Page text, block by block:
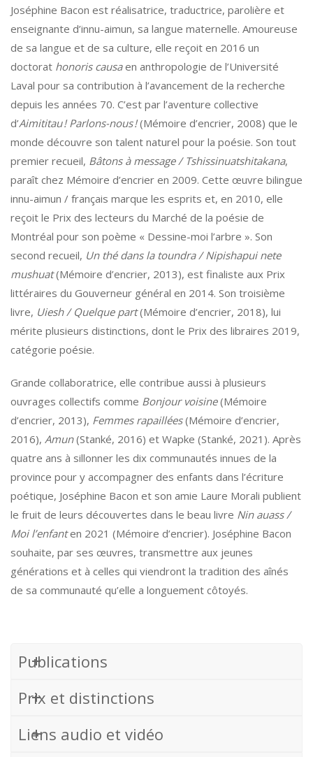
Joséphine Bacon est réalisatrice, traductrice, parolière et
enseignante d’innu-aimun, sa langue maternelle. Amoureuse
de sa langue et de sa culture, elle reçoit en 2016 un
doctorat honoris causaen anthropologie de l’Université
Laval pour sa contribution à l’avancement de la recherche
depuis les années 70. C’est par l’aventure collective
d’Aimititau ! Parlons-nous !(Mémoire d’encrier, 2008) que le
monde découvre son talent naturel pour la poésie. Son tout
premier recueil, Bâtons à message / Tshissinuatshitakana,
paraît chez Mémoire d’encrier en 2009. Cette œuvre bilingue
innu-aimun / français marque les esprits et, en 2010, elle
reçoit le Prix des lecteurs du Marché de la poésie de
Montréal pour son poème « Dessine-moi l’arbre ». Son
second recueil, Un thé dans la toundra / Nipishapui nete
mushuat(Mémoire d’encrier, 2013), est finaliste aux Prix
littéraires du Gouverneur général en 2014. Son troisième
livre, Uiesh / Quelque part(Mémoire d’encrier, 2018), lui
mérite plusieurs distinctions, dont le Prix des libraires 2019,
catégorie poésie.
Grande collaboratrice, elle contribue aussi à plusieurs
ouvrages collectifs comme Bonjour voisine(Mémoire
d’encrier, 2013), Femmes rapaillées(Mémoire d’encrier,
2016), Amun(Stanké, 2016) et Wapke (Stanké, 2021). Après
quatre ans à sillonner les dix communautés innues de la
province pour y accompagner des enfants dans l’écriture
poétique, Joséphine Bacon et son amie Laure Morali publient
le fruit de leurs découvertes dans le beau livre Nin auass /
Moi l’enfanten 2021 (Mémoire d’encrier). Joséphine Bacon
souhaite, par ses œuvres, transmettre aux jeunes
générations et à celles qui viendront la tradition des aînés
de sa communauté qu’elle a longuement côtoyés.
Publications
Prix et distinctions
Liens audio et vidéo